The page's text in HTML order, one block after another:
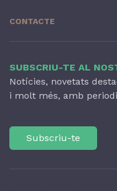
CONTACTE
SUBSCRIU-TE AL
Notícies, novetats
i molt més, amb
Subscriu-te